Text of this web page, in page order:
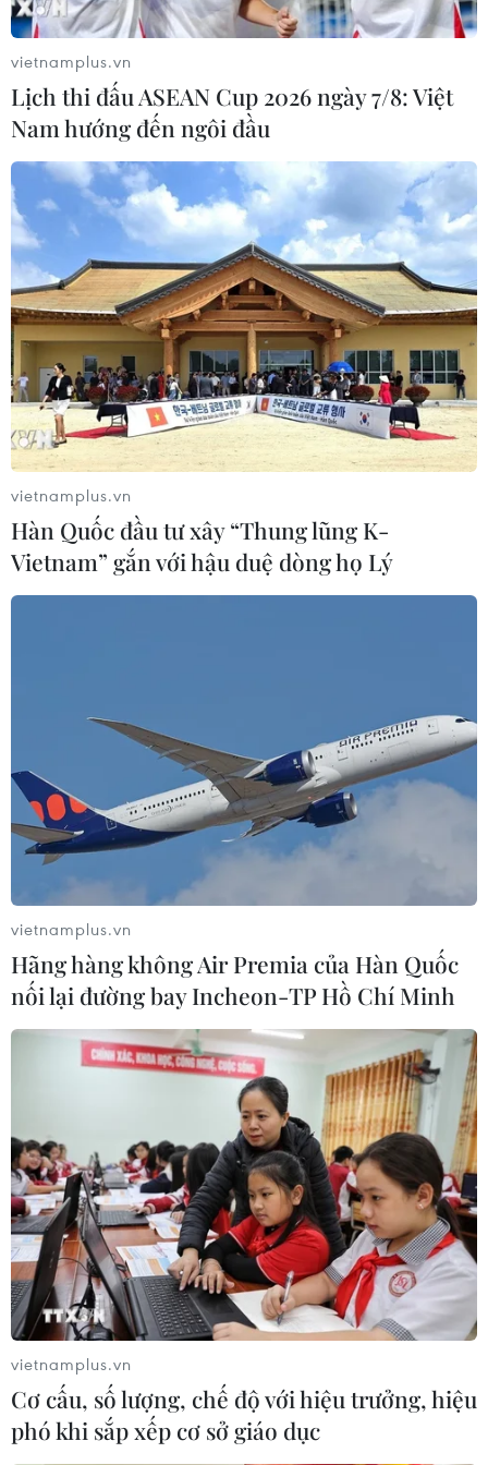
vietnamplus.vn
Lịch thi đấu ASEAN Cup 2026 ngày 7/8: Việt
Nam hướng đến ngôi đầu
vietnamplus.vn
Hàn Quốc đầu tư xây “Thung lũng K-
Vietnam” gắn với hậu duệ dòng họ Lý
vietnamplus.vn
Hãng hàng không Air Premia của Hàn Quốc
nối lại đường bay Incheon-TP Hồ Chí Minh
vietnamplus.vn
Cơ cấu, số lượng, chế độ với hiệu trưởng, hiệu
phó khi sắp xếp cơ sở giáo dục